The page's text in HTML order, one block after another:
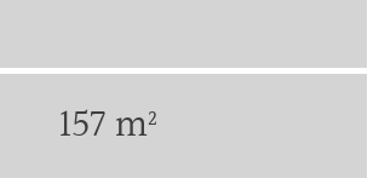
157 m²